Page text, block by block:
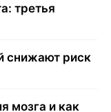
третья
снижают риск
мозга и как